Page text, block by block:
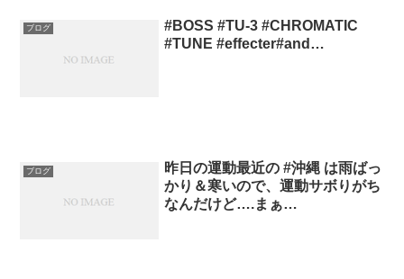
ブログ
#BOSS #TU-3 #CHROMATIC
#TUNE #effecter#and…
ブログ
昨日の運動最近の #沖縄 は雨ばっ
かり＆寒いので、運動サボりがち
なんだけど….まぁ…